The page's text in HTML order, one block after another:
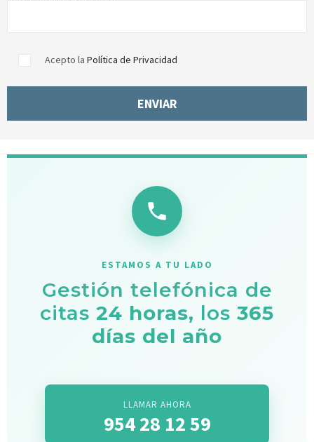
Acepto la Política de Privacidad
ESTAMOS A TU LADO
Gestión telefónica de
citas 24 horas, los 365
días del año
LLAMAR AHORA
954 28 12 59